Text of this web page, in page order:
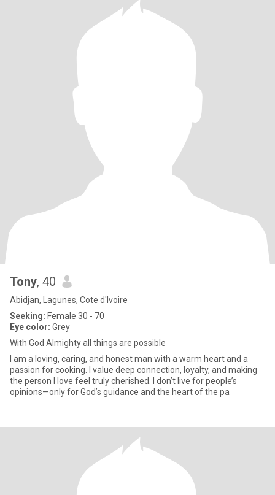
Tony, 40
Abidjan, Lagunes, Cote d'Ivoire
Seeking: Female 30 - 70
Eye color: Grey
With God Almighty all things are possible
I am a loving, caring, and honest man with a warm heart and a
passion for cooking. I value deep connection, loyalty, and making
the person I love feel truly cherished. I don’t live for people’s
opinions—only for God’s guidance and the heart of the pa